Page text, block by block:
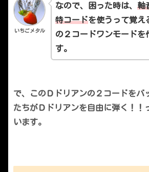
いちごメタル
なので、困った時は、軸
特コードを使うって覚え
の２コードワンモードを
す。
で、このＤドリアンの２コードをバ
たちがＤドリアンを自由に弾く！！
います。